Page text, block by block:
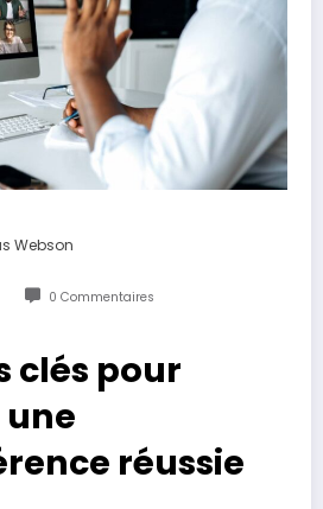
Webson
0 Commentaires
clés pour
réussie